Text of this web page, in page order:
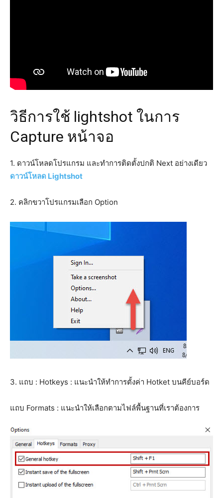
วิธีการใช้ lightshot ในการ
Capture หน้าจอ
1. ดาวน์โหลดโปรแกรม และทำการติดตั้งปกติ Next อย่างเดียว
ดาวน์โหลด Lightshot
2. คลิกขวาโปรแกรมเลือก Option
3. แถบ : Hotkeys : แนะนำให้ทำการตั้งค่า Hotket บนคีย์บอร์ด
แถบ Formats : แนะนำให้เลือกตามไฟล์พื้นฐานที่เราต้องการ